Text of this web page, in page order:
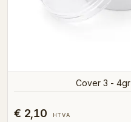
Cover 3 - 4gr
€ 2,10 HTVA